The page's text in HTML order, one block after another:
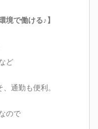
境で働ける♪】
ど
通勤も便利。
ので